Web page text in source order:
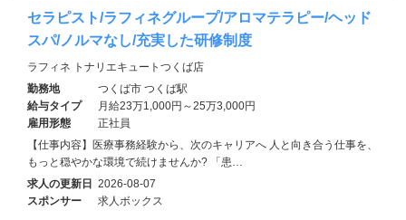
セラピスト/ラフィネグループ/アロマテラピー/ヘッド
スパ/ノルマなし/充実した研修制度
ラフィネ トナリエキュートつくば店
勤務地
つくば市 つくば駅
給与タイプ
月給23万1,000円～25万3,000円
雇用形態
正社員
【仕事内容】医療事務経験から、次のキャリアへ 人と向き合う仕事を、
もっと穏やかな環境で続けませんか? 「患…
求人の更新日 2026-08-07
スポンサー
求人ボックス